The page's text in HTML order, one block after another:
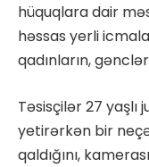
hüquqlara dair
həssas yerli
qadınların,
Təsisçilər 27
yetirərkən bir
qaldığını,